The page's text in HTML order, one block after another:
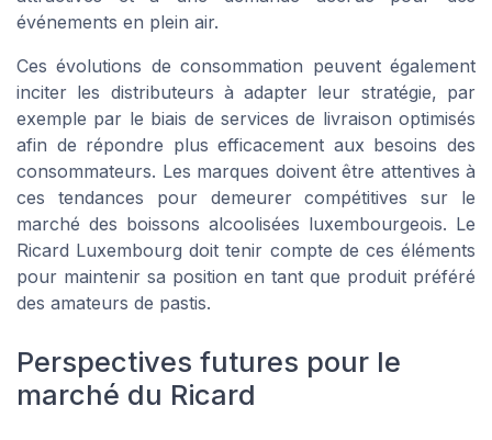
événements en plein air.
Ces évolutions de consommation peuvent également
inciter les distributeurs à adapter leur stratégie, par
exemple par le biais de services de livraison optimisés
afin de répondre plus efficacement aux besoins des
consommateurs. Les marques doivent être attentives à
ces tendances pour demeurer compétitives sur le
marché des boissons alcoolisées luxembourgeois. Le
Ricard Luxembourg doit tenir compte de ces éléments
pour maintenir sa position en tant que produit préféré
des amateurs de pastis.
Perspectives futures pour le
marché du Ricard